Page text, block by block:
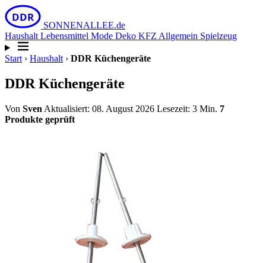
DDR
SONNENALLEE.de
Haushalt Lebensmittel Mode Deko KFZ Allgemein Spielzeug
Start › Haushalt › DDR Küchengeräte
DDR Küchengeräte
Von Sven Aktualisiert: 08. August 2026 Lesezeit: 3 Min. 7
Produkte geprüft